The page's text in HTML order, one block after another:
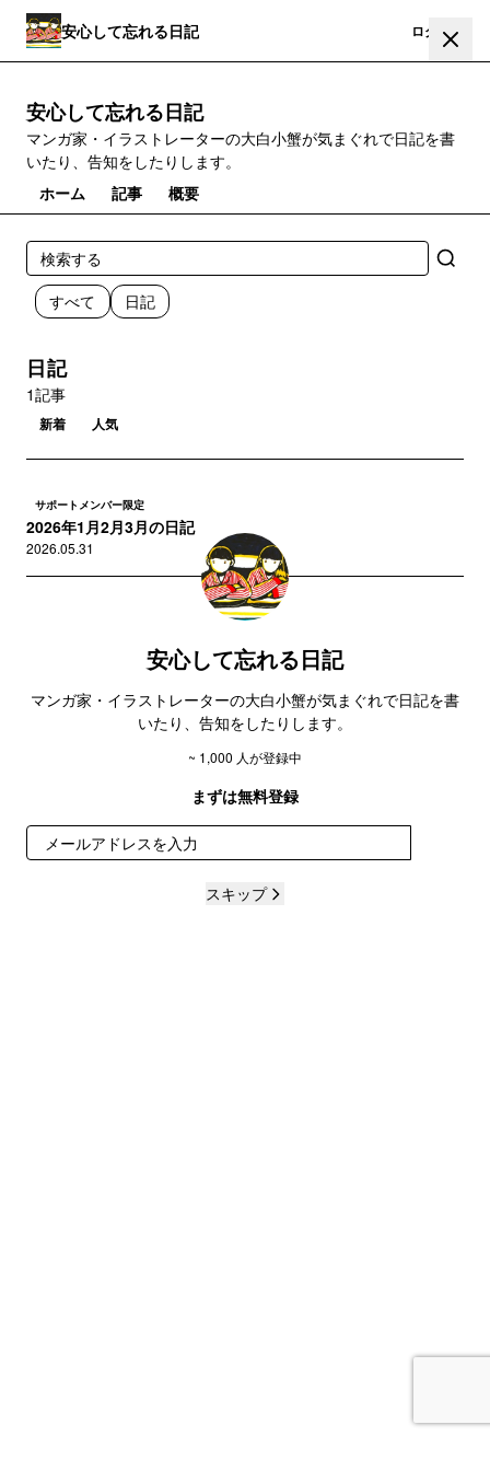
安心して忘れる日記 ログイン
安心して忘れる日記
マンガ家・イラストレーターの大白小蟹が気まぐれで日記を書
いたり、告知をしたりします。
ホーム
記事 概要
すべて 日記
日記
1記事
新着 人気
サポートメンバー限定
2026年1月2月3月の日記
2026.05.31
安心して忘れる日記
マンガ家・イラストレーターの大白小蟹が気まぐれで日記を書
いたり、告知をしたりします。
~ 1,000 人が登録中
まずは無料登録
スキップ